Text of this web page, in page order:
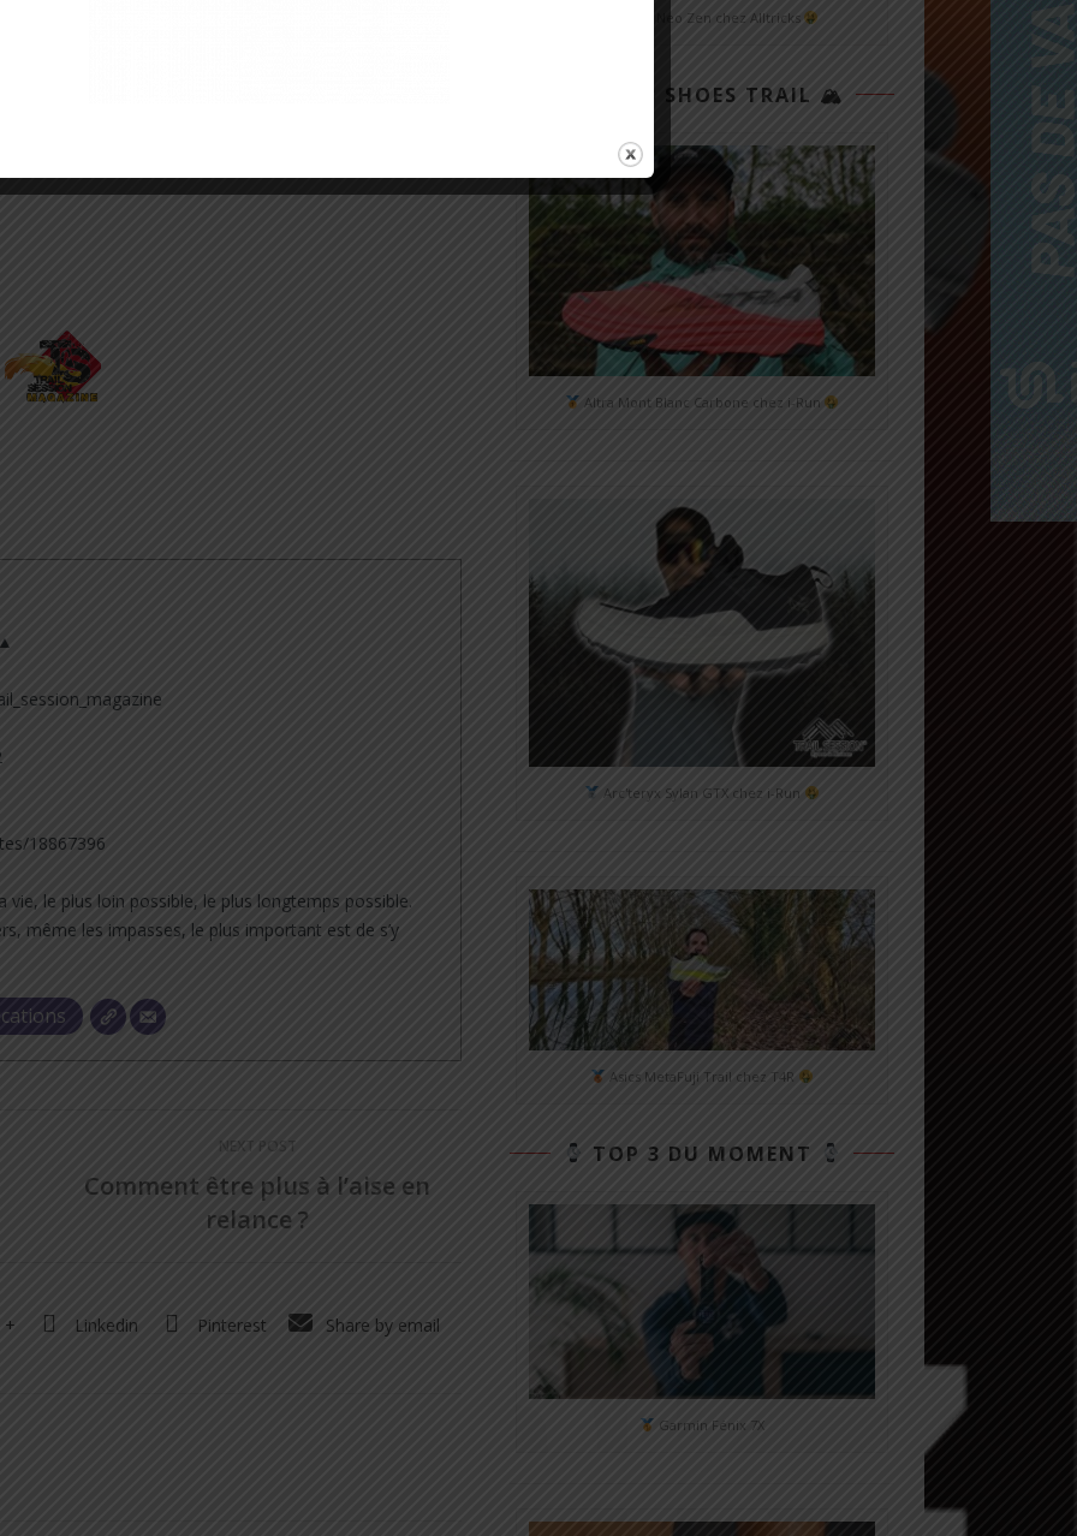
18867396
vie, le plus loin possible, le plus longtemps possible.
même les impasses, le plus important est de s’y
NEXT POST
Comment être plus à l’aise en
relance ?
+ Linkedin Pinterest Share by email
Mizuno Neo Zen chez Alltricks
TOP 3 SHOES TRAIL 🏔
Altra Mont Blanc Carbone chez i-Run
Arc'teryx Sylan GTX chez i-Run
Asics MetaFuji Trail chez T4R
TOP 3 DU MOMENT
Garmin Fénix 7X